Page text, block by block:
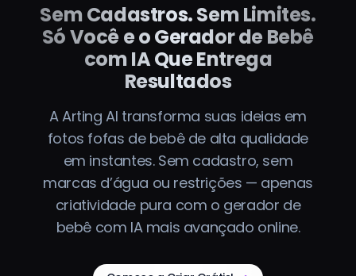
Sem Cadastros. Sem Limites.
Só Você e o Gerador de Bebê
com IA Que Entrega
Resultados
A Arting AI transforma suas ideias em
fotos fofas de bebê de alta qualidade
em instantes. Sem cadastro, sem
marcas d’água ou restrições — apenas
criatividade pura com o gerador de
bebê com IA mais avançado online.